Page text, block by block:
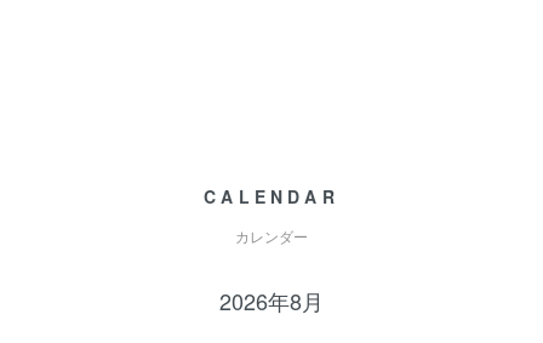
CALENDAR
カレンダー
2026年8月